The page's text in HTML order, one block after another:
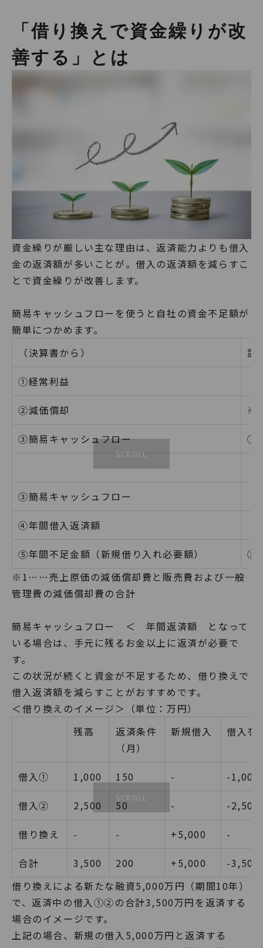
「借り換えで資金繰りが改
善する」とは
資金繰りが厳しい主な理由は、返済能力よりも借入
金の返済額が多いことが。借入の返済額を減らすこ
とで資金繰りが改善します。
簡易キャッシュフローを使うと自社の資金不足額が
簡単につかめます。
（決算書から）
計
①経常利益
②減価償却
③簡易キャッシュフロー
③簡易キャッシュフロー
④年間借入返済額
⑤年間不足金額（新規借り入れ必要額）
※1……売上原価の減価償却費と販売費および一般
管理費の減価償却費の合計
簡易キャッシュフロー ＜ 年間返済額 となって
いる場合は、手元に残るお金以上に返済が必要で
す。
この状況が続くと資金が不足するため、借り換えで
借入返済額を減らすことがおすすめです。
＜借り換えのイメージ＞（単位：万円）
残高
返済条件
（月）
新規借入 借入を
借入① 1,000 150 - -1,000
借入② 2,500 50 - -2,500
借り換え - - +5,000 -
合計 3,500 200 +5,000
-3,500
借り換えによる新たな融資5,000万円（期間10年）
で、返済中の借入①②の合計3,500万円を返済する
場合のイメージです。
上記の場合、新規の借入5,000万円と返済する